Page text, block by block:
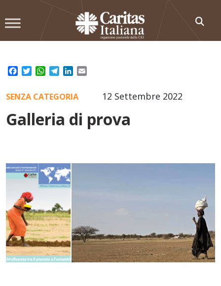
to
Facebook
TwitterWhatsApp
TelegramLinkedIn
12 Settembre 2022
SENZA CATEGORIA
Galleria di prova